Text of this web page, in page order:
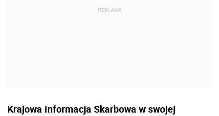
Krajowa Informacja Skarbowa w swojej